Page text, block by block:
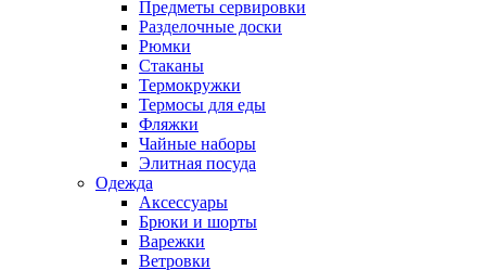
Предметы сервировки
Разделочные доски
Рюмки
Стаканы
Термокружки
Термосы для еды
Фляжки
Чайные наборы
Элитная посуда
Одежда
Аксессуары
Брюки и шорты
Варежки
Ветровки